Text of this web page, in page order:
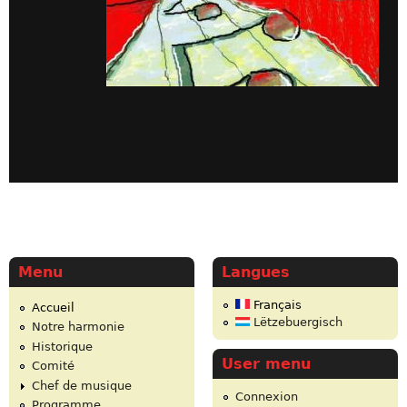
Menu
Accueil
Notre harmonie
Historique
Comité
Chef de musique
Langues
Français
Lëtzebuergisch
User menu
Connexion